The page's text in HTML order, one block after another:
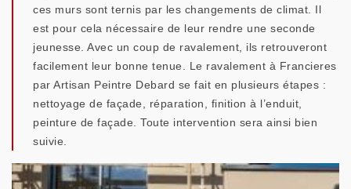
ces murs sont ternis par les changements de climat. Il
est pour cela nécessaire de leur rendre une seconde
jeunesse. Avec un coup de ravalement, ils retrouveront
facilement leur bonne tenue. Le ravalement à Francieres
par Artisan Peintre Debard se fait en plusieurs étapes :
nettoyage de façade, réparation, finition à l’enduit,
peinture de façade. Toute intervention sera ainsi bien
suivie.